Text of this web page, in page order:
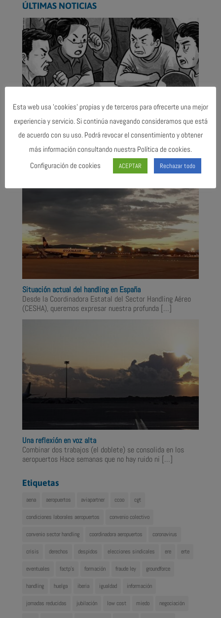
ÚLTIMAS NOTICIAS
El abuso de la jornada a tiempo parcial en los aeropuertos
Trabajo simultáneo, bajos salarios y jornadas extenuantes
en este tipo de contrato ¿Quién sostiene[…]
Situación actual del handling en España
Desde la Coordinadora Estatal del Sector Handling Aéreo
(CESHA), queremos expresar nuestra profunda […]
Una reflexión en voz alta
Combinar dos trabajos (el doblete) se consolida en los
aeropuertos Hace semanas que no hay ruido ni […]
Etiquetas
aena aeropuertos aviapartner ccoo cgt
condiciones laborales aeropuertos convenio colectivo
convenio sector handling coordinadora aeropuertos coronavirus
crisis derechos despidos elecciones sindicales ere erte
eventuales factp's formación fraude ley groundforce
handling huelga iberia igualdad información
jornadas reducidas jubilación low cost miedo negociación
Esta web usa 'cookies' propias y de terceros para ofrecerte una mejor
experiencia y servicio. Si continúa navegando consideramos que está
de acuerdo con su uso. Podrá revocar el consentimiento y obtener
más información consultando nuestra Política de cookies.
Configuración de cookies
ACEPTAR Rechazar todo